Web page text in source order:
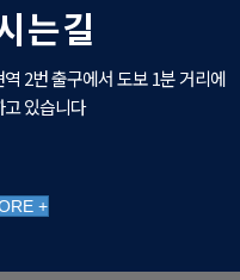
는길
역 2번 출구에서 도보 1분 거리에
고 있습니다
+